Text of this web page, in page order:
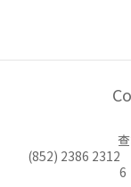
(852) 2386 2312
6